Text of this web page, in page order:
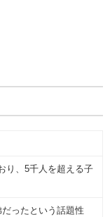
り、5千人を超える子
ったという話題性